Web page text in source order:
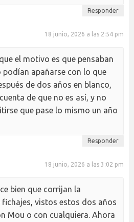
Responder
18 junio, 2026 a las 2:54 pm
el motivo es que pensaban
podían apañarse con lo que
de dos años en blanco,
de que no es así, y no
que pase lo mismo un año
Responder
18 junio, 2026 a las 3:02 pm
bien que corrijan la
vistos estos dos años
Mou o con cualquiera. Ahora